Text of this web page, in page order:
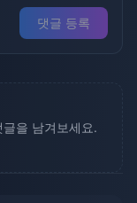
댓글 등록
을 남겨보세요.